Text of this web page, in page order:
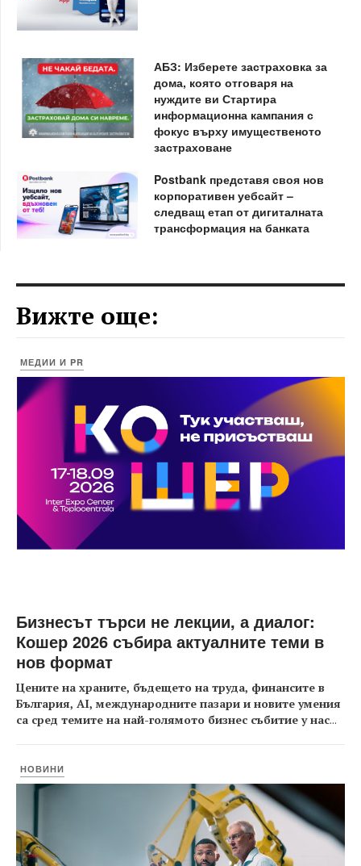
АБЗ: Изберете застраховка за
дома, която отговаря на
нуждите ви Стартира
информационна кампания с
фокус върху имущественото
застраховане
Postbank представя своя нов
корпоративен уебсайт –
следващ етап от дигиталната
трансформация на банката
Вижте още:
МЕДИИ И PR
Бизнесът търси не лекции, а диалог:
Кошер 2026 събира актуалните теми в
нов формат
Цените на храните, бъдещето на труда, финансите в
България, AI, международните пазари и новите умения
са сред темите на най-голямото бизнес събитие у нас...
НОВИНИ